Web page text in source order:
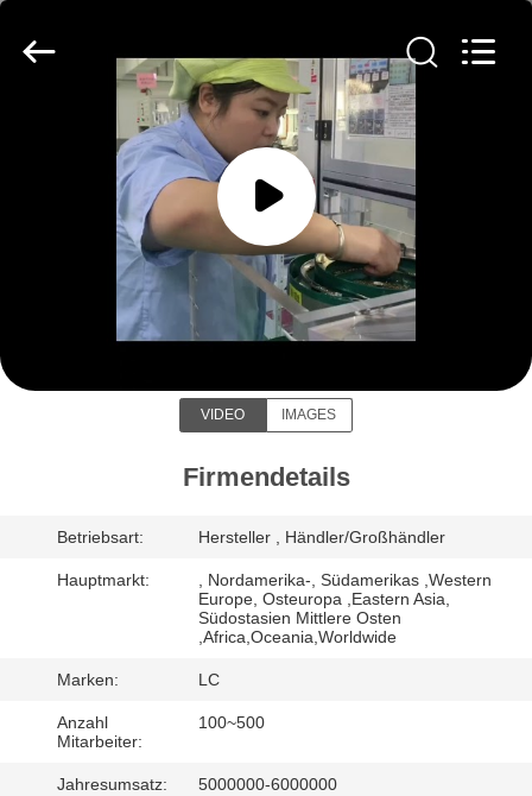
PRODUKTE
VIDEOS
VR
SHOW
FABRIK-
QUALITÄTSKONTROLLE
Light
Rights
Light Country(Changshu) Co.,Ltd
VIDEO IMAGES
Firmendetails
Betriebsart: Hersteller , Händler/Großhändler
Hauptmarkt:
, Nordamerika-, Südamerikas ,Western
Europe, Osteuropa ,Eastern Asia,
Südostasien Mittlere Osten
,Africa,Oceania,Worldwide
Marken: LC
Anzahl
Mitarbeiter:
100~500
Jahresumsatz: 5000000-6000000